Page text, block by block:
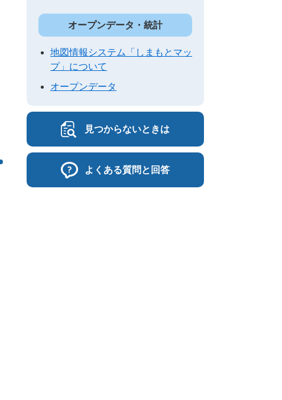
オープンデータ・統計
地図情報システム「しまもとマッ
プ」について
オープンデータ
見つからないときは
よくある質問と回答